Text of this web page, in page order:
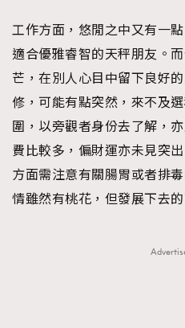
工作方面，悠閒之中又有一
適合優雅睿智的天秤朋友。
芒，在別人心目中留下良好
修，可能有點突然，來不及
圍，以旁觀者身份去了解，
費比較多，偏財運亦未見突
方面需注意有關腸胃或者排
情雖然有桃花，但發展下去